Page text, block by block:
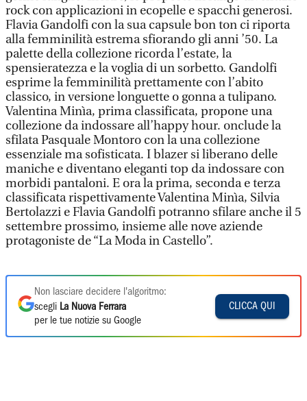
rock con applicazioni in ecopelle e spacchi generosi.
Flavia Gandolfi con la sua capsule bon ton ci riporta
alla femminilità estrema sfiorando gli anni ’50. La
palette della collezione ricorda l’estate, la
spensieratezza e la voglia di un sorbetto. Gandolfi
esprime la femminilità prettamente con l’abito
classico, in versione longuette o gonna a tulipano.
Valentina Minìa, prima classificata, propone una
collezione da indossare all’happy hour. onclude la
sfilata Pasquale Montoro con la una collezione
essenziale ma sofisticata. I blazer si liberano delle
maniche e diventano eleganti top da indossare con
morbidi pantaloni. E ora la prima, seconda e terza
classificata rispettivamente Valentina Minìa, Silvia
Bertolazzi e Flavia Gandolfi potranno sfilare anche il 5
settembre prossimo, insieme alle nove aziende
protagoniste de “La Moda in Castello”.
Non lasciare decidere l'algoritmo:
scegli La Nuova Ferrara
per le tue notizie su Google
CLICCA QUI